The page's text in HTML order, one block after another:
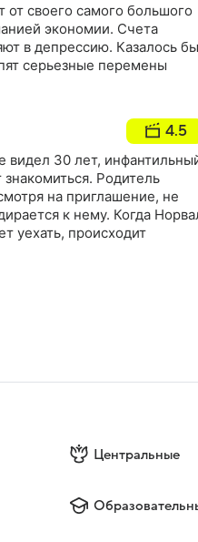
от своего самого большого
экономии. Счета
в депрессию. Казалось
серьезные перемены
4.5
видел 30 лет,
Родитель
на приглашение, не
к нему. Когда
уехать, происходит
Центральные